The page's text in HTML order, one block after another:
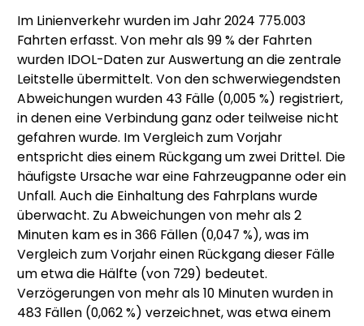
Im Linienverkehr wurden im Jahr 2024 775.003
Fahrten erfasst. Von mehr als 99 % der Fahrten
wurden IDOL-Daten zur Auswertung an die zentrale
Leitstelle übermittelt. Von den schwerwiegendsten
Abweichungen wurden 43 Fälle (0,005 %) registriert,
in denen eine Verbindung ganz oder teilweise nicht
gefahren wurde. Im Vergleich zum Vorjahr
entspricht dies einem Rückgang um zwei Drittel. Die
häufigste Ursache war eine Fahrzeugpanne oder ein
Unfall. Auch die Einhaltung des Fahrplans wurde
überwacht. Zu Abweichungen von mehr als 2
Minuten kam es in 366 Fällen (0,047 %), was im
Vergleich zum Vorjahr einen Rückgang dieser Fälle
um etwa die Hälfte (von 729) bedeutet.
Verzögerungen von mehr als 10 Minuten wurden in
483 Fällen (0,062 %) verzeichnet, was etwa einem